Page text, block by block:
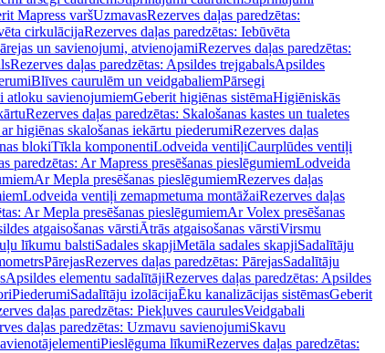
Mapress varšUzmavasRezerves daļas paredzētas:
cirkulācijaRezerves daļas paredzētas: Iebūvēta
un savienojumi, atvienojamiRezerves daļas paredzētas:
Rezerves daļas paredzētas: Apsildes trejgabalsApsildes
Blīves caurulēm un veidgabaliemPārsegi
atloku savienojumiemGeberit higiēnas sistēmaHigiēniskās
Rezerves daļas paredzētas: Skalošanas kastes un tualetes
higiēnas skalošanas iekārtu piederumiRezerves daļas
blokiTīkla komponentiLodveida ventiļiCaurplūdes ventiļi
paredzētas: Ar Mapress presēšanas pieslēgumiemLodveida
Ar Mepla presēšanas pieslēgumiemRezerves daļas
Lodveida ventiļi zemapmetuma montāžaiRezerves daļas
Ar Mepla presēšanas pieslēgumiemAr Volex presēšanas
atgaisošanas vārstiĀtrās atgaisošanas vārstiVirsmu
līkumu balstiSadales skapjiMetāla sadales skapjiSadalītāju
PārejasRezerves daļas paredzētas: PārejasSadalītāju
Apsildes elementu sadalītājiRezerves daļas paredzētas: Apsildes
PiederumiSadalītāju izolācijaĒku kanalizācijas sistēmasGeberit
daļas paredzētas: Piekļuves caurulesVeidgabali
daļas paredzētas: Uzmavu savienojumiSkavu
Pieslēguma līkumiRezerves daļas paredzētas: